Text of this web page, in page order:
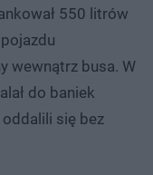
550 litrów
wewnątrz busa. W
do baniek
się bez